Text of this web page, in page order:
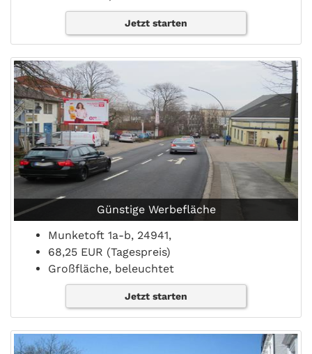
Jetzt starten
Günstige Werbefläche
Munketoft 1a-b, 24941,
68,25 EUR (Tagespreis)
Großfläche, beleuchtet
Jetzt starten